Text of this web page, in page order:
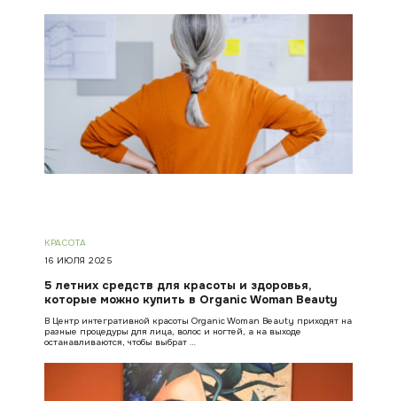
КРАСОТА
16 ИЮЛЯ 2025
5 летних средств для красоты и здоровья,
которые можно купить в Organic Woman Beauty
В Центр интегративной красоты Organic Woman Beauty приходят на
разные процедуры для лица, волос и ногтей, а на выходе
останавливаются, чтобы выбрат …